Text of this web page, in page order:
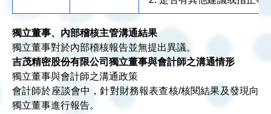
獨立董事、內部稽核主管溝通結果
獨立董事對於內部稽核報告並無提出異議。
吉茂精密股份有限公司獨立董事與會計師之溝通情形
獨立董事與會計師之溝通政策
會計師於座談會中，針對財務報表查核/核閱結果及發現向
獨立董事進行報告。